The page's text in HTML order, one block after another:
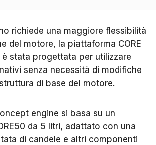
richiede una maggiore flessibilità
del motore, la piattaforma CORE
è stata progettata per utilizzare
senza necessità di modifiche
di base del motore.
engine si basa su un
da 5 litri, adattato con una
di candele e altri componenti